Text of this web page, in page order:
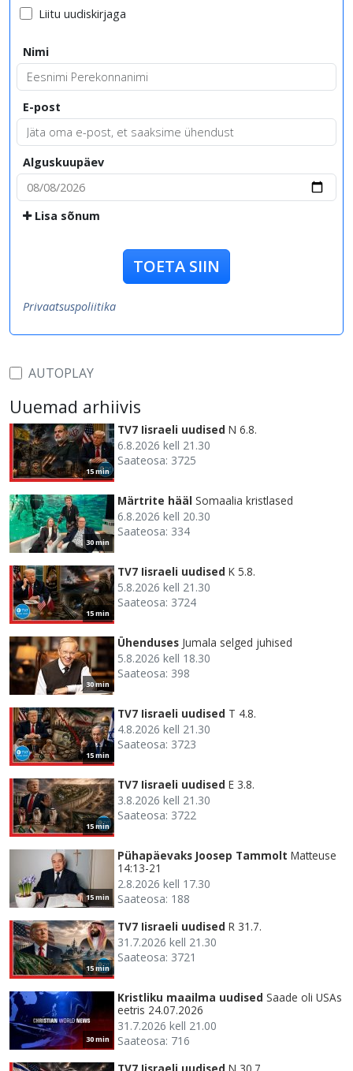
Liitu uudiskirjaga
Nimi
E-post
Alguskuupäev
Lisa sõnum
TOETA SIIN
Privaatsuspoliitika
AUTOPLAY
Uuemad arhiivis
15 min
TV7 Iisraeli uudised N 6.8.
6.8.2026 kell 21.30
Saateosa: 3725
30 min
Märtrite hääl Somaalia kristlased
6.8.2026 kell 20.30
Saateosa: 334
15 min
TV7 Iisraeli uudised K 5.8.
5.8.2026 kell 21.30
Saateosa: 3724
30 min
Ühenduses Jumala selged juhised
5.8.2026 kell 18.30
Saateosa: 398
15 min
TV7 Iisraeli uudised T 4.8.
4.8.2026 kell 21.30
Saateosa: 3723
15 min
TV7 Iisraeli uudised E 3.8.
3.8.2026 kell 21.30
Saateosa: 3722
15 min
Pühapäevaks Joosep Tammolt Matteuse
14:13-21
2.8.2026 kell 17.30
Saateosa: 188
15 min
TV7 Iisraeli uudised R 31.7.
31.7.2026 kell 21.30
Saateosa: 3721
30 min
Kristliku maailma uudised Saade oli USAs
eetris 24.07.2026
31.7.2026 kell 21.00
Saateosa: 716